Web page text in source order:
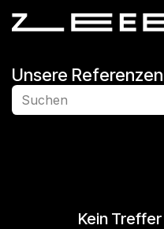
Unsere Referenzen
Kein